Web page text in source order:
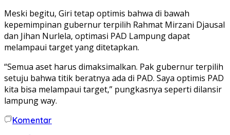
Meski begitu, Giri tetap optimis bahwa di bawah
kepemimpinan gubernur terpilih Rahmat Mirzani Djausal
dan Jihan Nurlela, optimasi PAD Lampung dapat
melampaui target yang ditetapkan.
“Semua aset harus dimaksimalkan. Pak gubernur terpilih
setuju bahwa titik beratnya ada di PAD. Saya optimis PAD
kita bisa melampaui target,” pungkasnya seperti dilansir
lampung way.
Komentar